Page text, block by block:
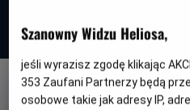
DUBBING
Szanowny Widzu Heliosa,
jeśli wyrazisz zgodę klikając
353 Zaufani Partnerzy będą
osobowe takie jak adresy IP,